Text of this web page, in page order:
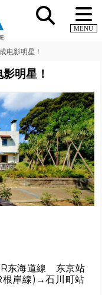
MENU
电影明星！
明星！
JR东海道線 东京站
根岸線)→石川町站